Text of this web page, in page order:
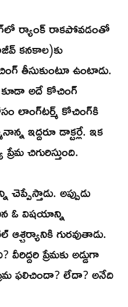
ర్యాంక్‌ రాకపోవడంతో
కనకాల)కు
తీసుకుంటూ ఉంటాడు.
అదే కోచింగ్‌
లాంగ్‌టర్మ్‌ కోచింగ్‌కి
ఇద్దరూ డాక్టర్లే. ఇక
చిగురిస్తుంది.
అప్పుడు
ఓ విషయాన్ని
గురవుతాడు.
ప్రేమకు అడ్డుగా
ఫలిచిందా? లేదా? అనేది